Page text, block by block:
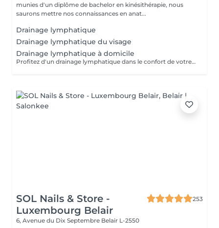
munies d'un diplôme de bachelor en kinésithérapie, nous
saurons mettre nos connaissances en anat...
Drainage lymphatique
Drainage lymphatique du visage
Drainage lymphatique à domicile
Profitez d'un drainage lymphatique dans le confort de votre domicile Corps et/ou visage Secteur luxembourg ville ou proche (15min environ du salon à Neudorf) Adaptable pour les femmes enceintes Prévoir 30min de déplacement, ainsi si vous prenez rendez-vous pour 12h, comptez sur un début du massage pour 12h30. Ce temps de trajet n'est pas facturé mais il est à prendre en compte dans le planning
SOL Nails & Store -
Luxembourg Belair
253
6, Avenue du Dix Septembre Belair L-2550